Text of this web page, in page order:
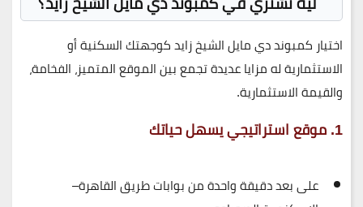
اختيار كمبوند دي مايل الشيخ زايد كوجهتك السكنية أو
الاستثمارية له مزايا عديدة تجمع بينالموقع المتميز، الفخامة،
والقيمة الاستثمارية.
1. موقع استراتيجي يسهل حياتك
على بعد دقيقة واحدة من بوابات طريق القاهرة–